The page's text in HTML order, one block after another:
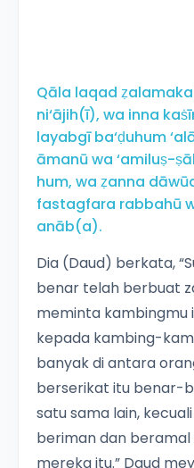
Qāla laqad
ni‘ājih(ī), wa inna
layabgī ba‘ḍuhum
āmanū wa ‘amiluṣ-
hum, wa ẓanna
fastagfara rabbahū
anāb(a).
Dia (Daud) berkata,
benar telah berbuat
meminta kambingmu
kepada kambing-
banyak di antara
berserikat itu benar-
satu sama lain,
beriman dan beramal
mereka itu.” Daud